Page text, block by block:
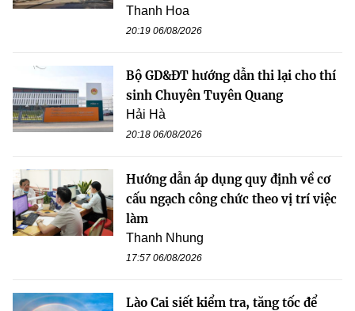
Thanh Hoa
20:19 06/08/2026
Bộ GD&ĐT hướng dẫn thi lại cho thí
sinh Chuyên Tuyên Quang
Hải Hà
20:18 06/08/2026
Hướng dẫn áp dụng quy định về cơ
cấu ngạch công chức theo vị trí việc
làm
Thanh Nhung
17:57 06/08/2026
Lào Cai siết kiểm tra, tăng tốc để